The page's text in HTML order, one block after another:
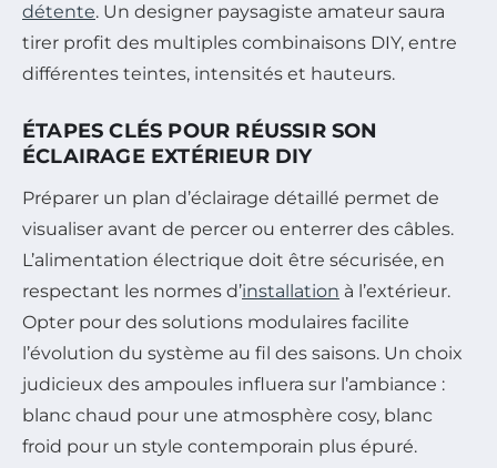
détente. Un designer paysagiste amateur saura
tirer profit des multiples combinaisons DIY, entre
différentes teintes, intensités et hauteurs.
ÉTAPES CLÉS POUR RÉUSSIR SON
ÉCLAIRAGE EXTÉRIEUR DIY
Préparer un plan d’éclairage détaillé permet de
visualiser avant de percer ou enterrer des câbles.
L’alimentation électrique doit être sécurisée, en
respectant les normes d’installation à l’extérieur.
Opter pour des solutions modulaires facilite
l’évolution du système au fil des saisons. Un choix
judicieux des ampoules influera sur l’ambiance :
blanc chaud pour une atmosphère cosy, blanc
froid pour un style contemporain plus épuré.